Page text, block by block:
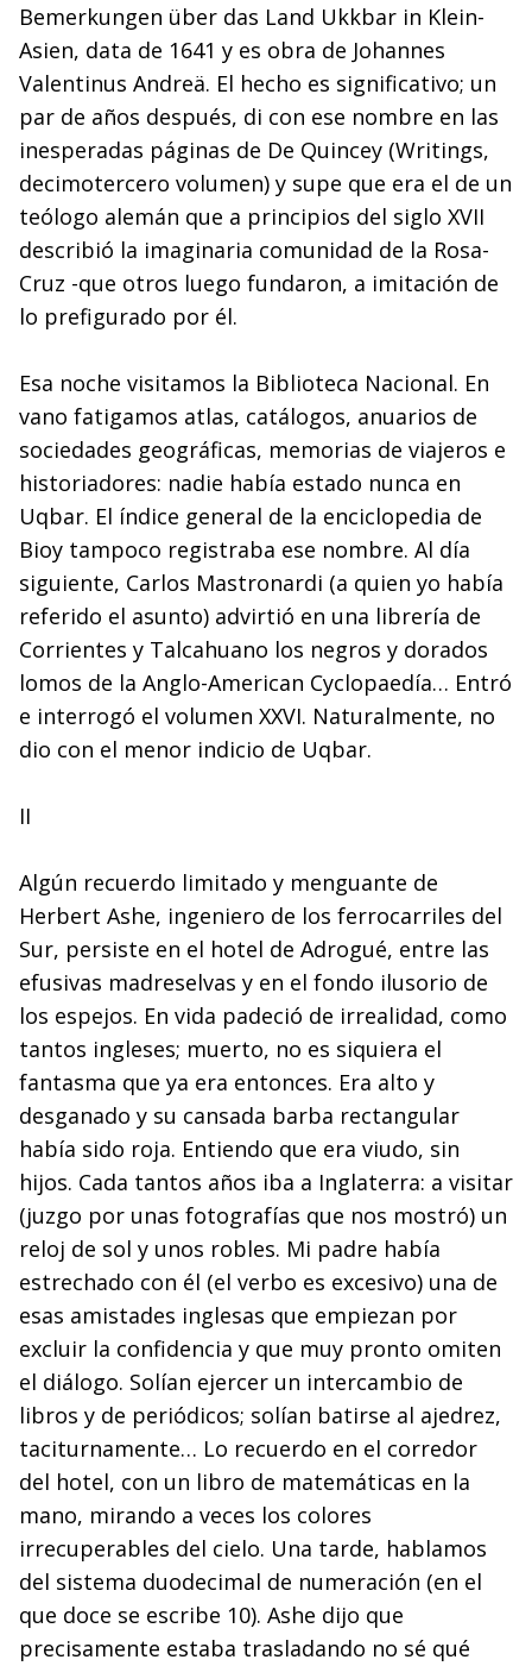
Bemerkungen über das Land Ukkbar in Klein-
Asien, data de 1641 y es obra de Johannes
Valentinus Andreä. El hecho es significativo; un
par de años después, di con ese nombre en las
inesperadas páginas de De Quincey (Writings,
decimotercero volumen) y supe que era el de un
teólogo alemán que a principios del siglo XVII
describió la imaginaria comunidad de la Rosa-
Cruz -que otros luego fundaron, a imitación de
lo prefigurado por él.
Esa noche visitamos la Biblioteca Nacional. En
vano fatigamos atlas, catálogos, anuarios de
sociedades geográficas, memorias de viajeros e
historiadores: nadie había estado nunca en
Uqbar. El índice general de la enciclopedia de
Bioy tampoco registraba ese nombre. Al día
siguiente, Carlos Mastronardi (a quien yo había
referido el asunto) advirtió en una librería de
Corrientes y Talcahuano los negros y dorados
lomos de la Anglo-American Cyclopaedía… Entró
e interrogó el volumen XXVI. Naturalmente, no
dio con el menor indicio de Uqbar.
II
Algún recuerdo limitado y menguante de
Herbert Ashe, ingeniero de los ferrocarriles del
Sur, persiste en el hotel de Adrogué, entre las
efusivas madreselvas y en el fondo ilusorio de
los espejos. En vida padeció de irrealidad, como
tantos ingleses; muerto, no es siquiera el
fantasma que ya era entonces. Era alto y
desganado y su cansada barba rectangular
había sido roja. Entiendo que era viudo, sin
hijos. Cada tantos años iba a Inglaterra: a visitar
(juzgo por unas fotografías que nos mostró) un
reloj de sol y unos robles. Mi padre había
estrechado con él (el verbo es excesivo) una de
esas amistades inglesas que empiezan por
excluir la confidencia y que muy pronto omiten
el diálogo. Solían ejercer un intercambio de
libros y de periódicos; solían batirse al ajedrez,
taciturnamente… Lo recuerdo en el corredor
del hotel, con un libro de matemáticas en la
mano, mirando a veces los colores
irrecuperables del cielo. Una tarde, hablamos
del sistema duodecimal de numeración (en el
que doce se escribe 10). Ashe dijo que
precisamente estaba trasladando no sé qué